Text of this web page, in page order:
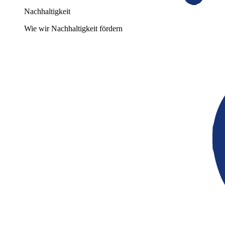
Nachhaltigkeit
Wie wir Nachhaltigkeit fördern